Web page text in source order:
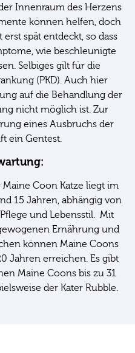
Innenraum des Herzens
können helfen, doch
spät entdeckt, so dass
wie beschleunigte
Selbiges gilt für die
(PKD). Auch hier
auf die Behandlung der
nicht möglich ist. Zur
eines Ausbruchs der
ein Gentest.
Coon Katze liegt im
15 Jahren, abhängig von
und Lebensstil. Mit
Ernährung und
können Maine Coons
Jahren erreichen. Es gibt
Maine Coons bis zu 31
der Kater Rubble.